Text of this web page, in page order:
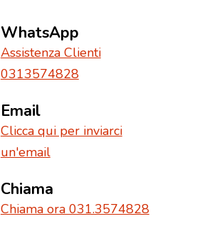
WhatsApp
Assistenza Clienti
0313574828
Email
Clicca qui per inviarci
un'email
Chiama
Chiama ora 031.3574828